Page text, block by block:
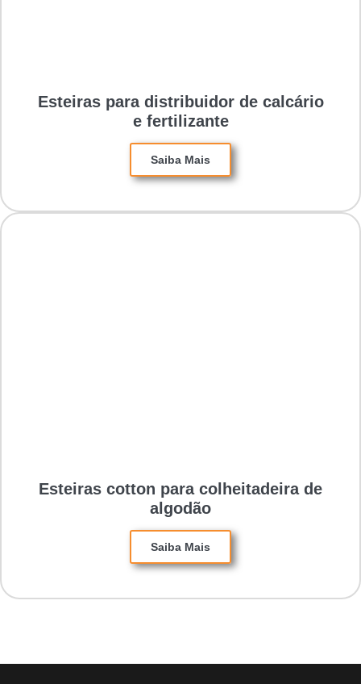
Esteiras para distribuidor de calcário
e fertilizante
Saiba Mais
Esteiras cotton para colheitadeira de
algodão
Saiba Mais